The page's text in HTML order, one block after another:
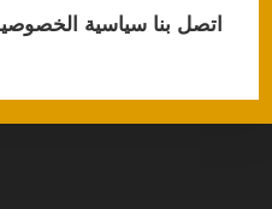
اتصل بناسياسية